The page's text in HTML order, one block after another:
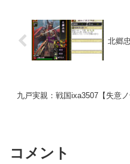
北郷
九戸実親：戦国ixa3507【失意ノ
コメント